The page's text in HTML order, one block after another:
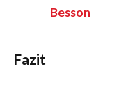
Besson
Fazit